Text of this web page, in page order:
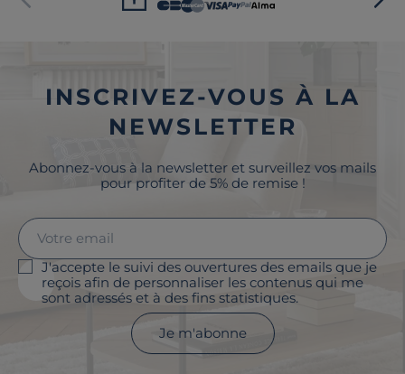
INSCRIVEZ-VOUS À LA
NEWSLETTER
Abonnez-vous à la newsletter et surveillez vos mails
pour profiter de 5% de remise !
J'accepte le suivi des ouvertures des emails que je
reçois afin de personnaliser les contenus qui me
sont adressés et à des fins statistiques.
Je m'abonne